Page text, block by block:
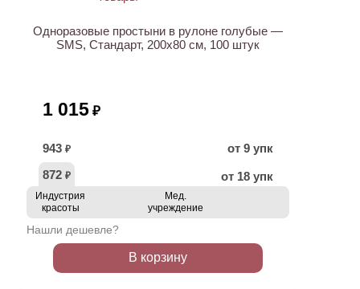
Одноразовые простыни в рулоне голубые —
SMS, Стандарт, 200х80 см, 100 штук
1 015 ₽
943 ₽
от 9 упк
872 ₽ от 18 упк
Индустрия
красоты
Мед.
учреждение
Нашли дешевле?
В корзину